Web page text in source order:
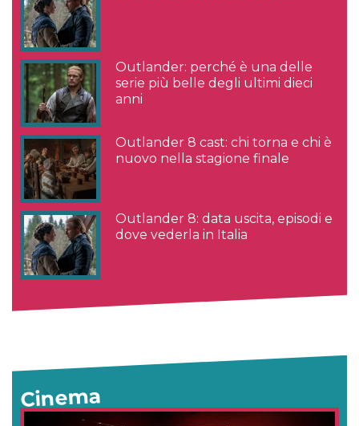
Outlander: perché è una delle
serie più belle degli ultimi dieci
anni
Outlander 8 cast: chi torna e chi è
nuovo nella stagione finale
Outlander 8: data uscita, episodi e
dove vederla in Italia
Cinema